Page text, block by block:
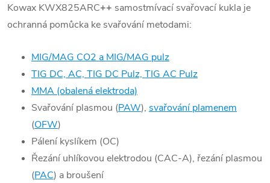
Kowax KWX825ARC++ samostmívací svařovací kukla je
ochranná pomůcka ke svařování metodami:
MIG/MAG CO2 a MIG/MAG pulz
TIG DC, AC, TIG DC Pulz, TIG AC Pulz
MMA (obalená elektroda)
Svařování plasmou (PAW), svařování plamenem
(OFW)
Pálení kyslíkem (OC)
Řezání uhlíkovou elektrodou (CAC-A), řezání plasmou
(PAC) a broušení